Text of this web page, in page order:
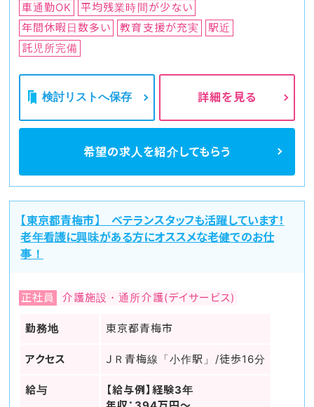
車通勤OK
平均残業時間が少ない
年間休暇日数多い
教育支援が充実
駅近
託児所完備
検討リストへ保存 詳細を見る
希望の求人を紹介してもらう
【東京都青梅市】 ベテランスタッフも活躍しています！
老年看護に興味がある方にオススメな老健でのお仕
事！
正社員 介護施設・通所介護(デイサービス)
勤務地 東京都青梅市
アクセス ＪＲ青梅線「小作駅」/徒歩16分
給与
【給与例】経験3年